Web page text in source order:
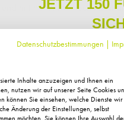
und mit hohem UV-Schutz
Datenschutzbestimmungen |
Inhalte anzuzeigen und Ihnen ein
nutzen wir auf unserer Seite Cookies
können Sie einsehen, welche Dienste wir
Änderung der Einstellungen, selbst
JETZT 150
Melden Sie sich zu
regelmäßig exklusive
Pflege, neue Produkte
Als kleines Dankeschön für
Ihnen150 Fuchstaler*, die
Einkauf